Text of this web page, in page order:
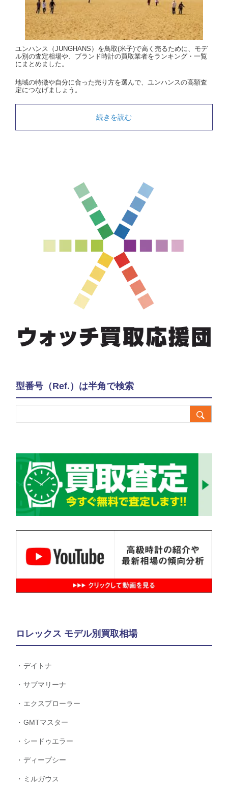
ユンハンス（JUNGHANS）を鳥取(米子)で高く売るために、モデ
ル別の査定相場や、ブランド時計の買取業者をランキング・一覧
にまとめました。
地域の特徴や自分に合った売り方を選んで、ユンハンスの高額査
定につなげましょう。
続きを読む
型番号（Ref.）は半角で検索

ロレックス モデル別買取相場
デイトナ
サブマリーナ
エクスプローラー
GMTマスター
シードゥエラー
ディープシー
ミルガウス